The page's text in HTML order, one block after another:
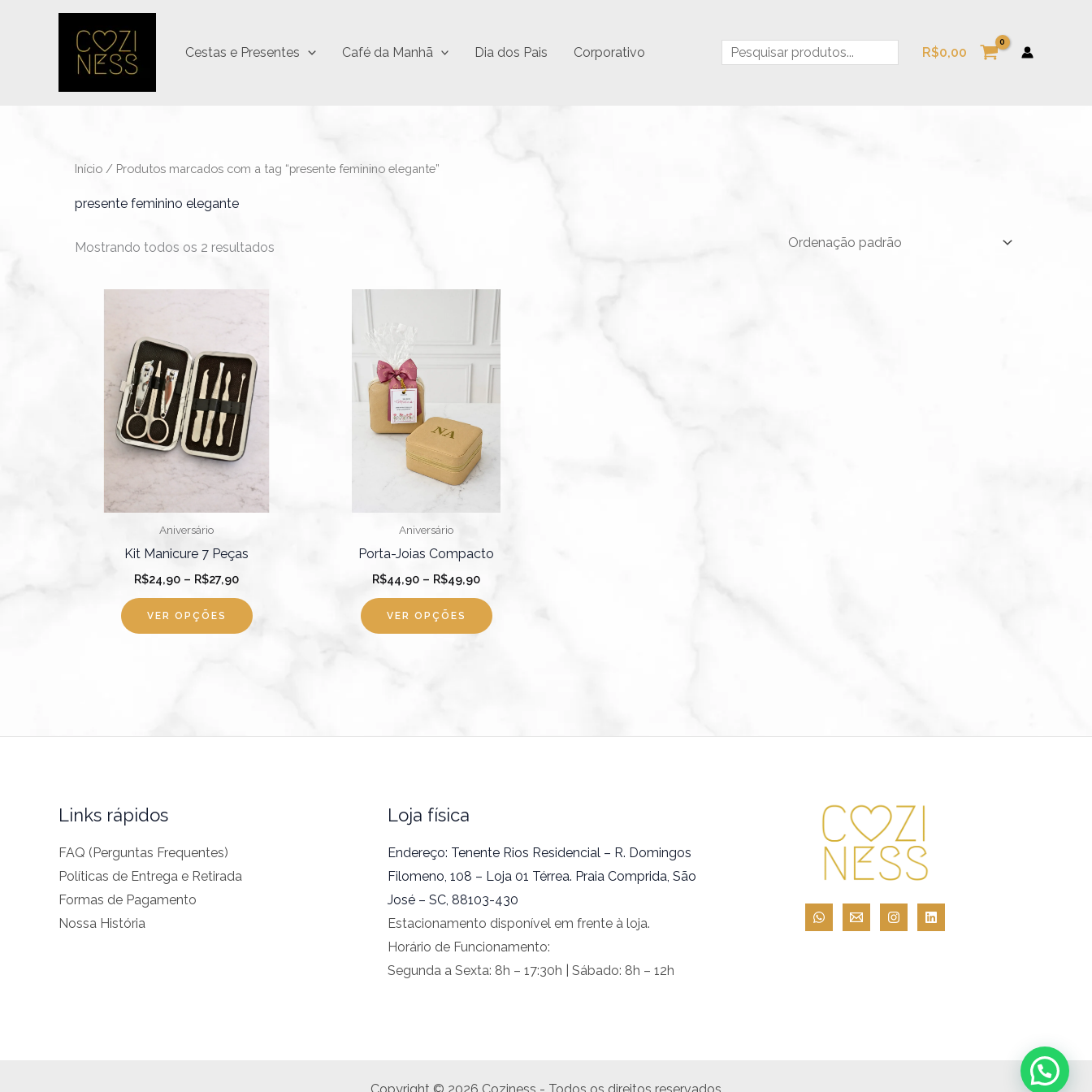
Cestas e Presentes Café da Manhã Dia dos Pais Corporativo R$0,00
Início / Produtos marcados com a tag “presente feminino elegante”
presente feminino elegante
Mostrando todos os 2 resultados
Aniversário
Kit Manicure 7 Peças
R$24,90 – R$27,90
preço:
através
R$27,90
VER OPÇÕES
produto
várias
variantes.
ser
escolhidas
produto
Aniversário
Porta-Joias Compacto
R$44,90 – R$49,90
Faixa
preço:
R$44,90
através
R$49,90
VER OPÇÕES
Este
produto
tem
várias
escolhidas
página
produto
Links rápidos
FAQ (Perguntas Frequentes)
Políticas de Entrega e Retirada
Formas de Pagamento
Nossa História
Loja física
Endereço: Tenente Rios Residencial – R. Domingos
Filomeno, 108 – Loja 01 Térrea. Praia Comprida, São
José – SC, 88103-430
Estacionamento disponível em frente à loja.
Horário de Funcionamento:
Segunda a Sexta: 8h – 17:30h | Sábado: 8h – 12h